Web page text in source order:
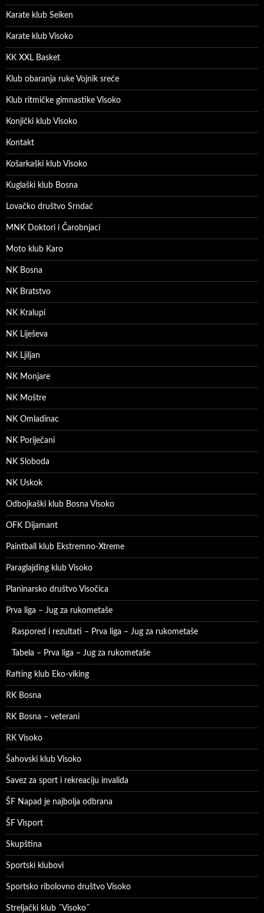
Karate klub Seiken
Karate klub Visoko
KK XXL Basket
Klub obaranja ruke Vojnik sreće
Klub ritmičke gimnastike Visoko
Konjički klub Visoko
Kontakt
Košarkaški klub Visoko
Kuglaški klub Bosna
Lovačko društvo Srndać
MNK Doktori i Čarobnjaci
Moto klub Karo
NK Bosna
NK Bratstvo
NK Kralupi
NK Liješeva
NK Ljiljan
NK Monjare
NK Moštre
NK Omladinac
NK Poriječani
NK Sloboda
NK Uskok
Odbojkaški klub Bosna Visoko
OFK Dijamant
Paintball klub Ekstremno-Xtreme
Paraglajding klub Visoko
Planinarsko društvo Visočica
Prva liga – Jug za rukometaše
Raspored i rezultati – Prva liga – Jug za rukometaše
Tabela – Prva liga – Jug za rukometaše
Rafting klub Eko-viking
RK Bosna
RK Bosna – veterani
RK Visoko
Šahovski klub Visoko
Savez za sport i rekreaciju invalida
ŠF Napad je najbolja odbrana
ŠF Visport
Skupština
Sportski klubovi
Sportsko ribolovno društvo Visoko
Streljački klub ˝Visoko˝